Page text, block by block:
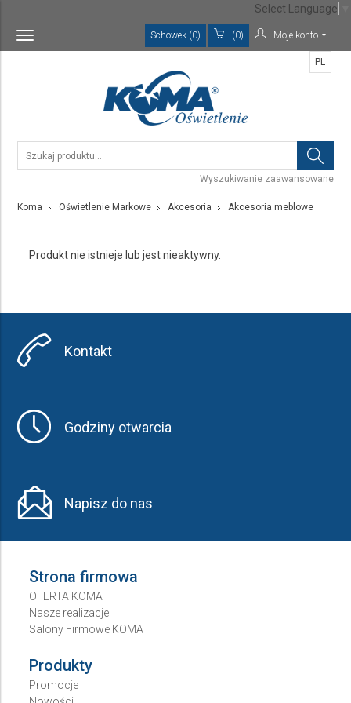
Toggle
navigation
Schowek (0) (0) Moje konto
Wyszukiwanie zaawansowane
PL
Koma Oświetlenie Markowe Akcesoria Akcesoria meblowe
Produkt nie istnieje lub jest nieaktywny.
Kontakt
Godziny otwarcia
Napisz do nas
Strona firmowa
OFERTA KOMA
Nasze realizacje
Salony Firmowe KOMA
Produkty
Promocje
Select Language